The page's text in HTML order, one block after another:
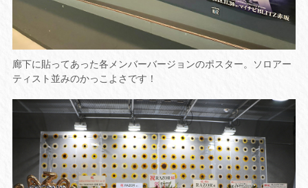
廊下に貼ってあった各メンバーバージョンのポスター。ソロアー
ティスト並みのかっこよさです！